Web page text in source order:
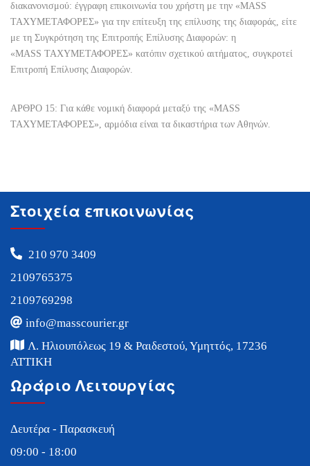
διακανονισμού: έγγραφη επικοινωνία του χρήστη με την «MASS
ΤΑΧΥΜΕΤΑΦΟΡΕΣ» για την επίτευξη της επίλυσης της διαφοράς, είτε
με τη Συγκρότηση της Επιτροπής Επίλυσης Διαφορών: η
«MASS ΤΑΧΥΜΕΤΑΦΟΡΕΣ» κατόπιν σχετικού αιτήματος, συγκροτεί
Επιτροπή Επίλυσης Διαφορών.
ΑΡΘΡΟ 15: Για κάθε νομική διαφορά μεταξύ της «MASS
ΤΑΧΥΜΕΤΑΦΟΡΕΣ», αρμόδια είναι τα δικαστήρια των Αθηνών.
Στοιχεία επικοινωνίας
210 970 3409
2109765375
2109769298
info@masscourier.gr
Λ. Ηλιουπόλεως 19 & Ραιδεστού, Υμηττός, 17236
ΑΤΤΙΚΗ
Ωράριο Λειτουργίας
Δευτέρα - Παρασκευή
09:00 - 18:00